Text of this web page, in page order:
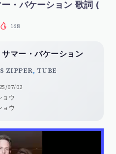
ー・バケーション 歌詞 (
168
マー・バケーション
ZIPPER, TUBE
07/02
ョウ
ョウ